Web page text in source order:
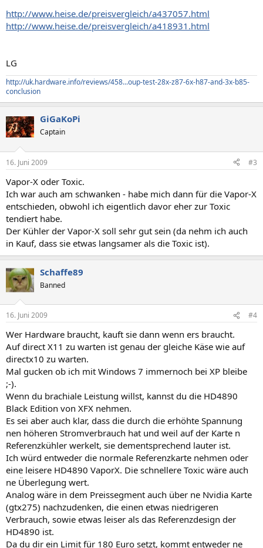
http://www.heise.de/preisvergleich/a437057.html
http://www.heise.de/preisvergleich/a418931.html
LG
http://uk.hardware.info/reviews/458...oup-test-28x-z87-6x-h87-and-3x-b85-
conclusion
GiGaKoPi
Captain
16. Juni 2009 #3
Vapor-X oder Toxic.
Ich war auch am schwanken - habe mich dann für die Vapor-X
entschieden, obwohl ich eigentlich davor eher zur Toxic
tendiert habe.
Der Kühler der Vapor-X soll sehr gut sein (da nehm ich auch
in Kauf, dass sie etwas langsamer als die Toxic ist).
Schaffe89
Banned
16. Juni 2009 #4
Wer Hardware braucht, kauft sie dann wenn ers braucht.
Auf direct X11 zu warten ist genau der gleiche Käse wie auf
directx10 zu warten.
Mal gucken ob ich mit Windows 7 immernoch bei XP bleibe
;-).
Wenn du brachiale Leistung willst, kannst du die HD4890
Black Edition von XFX nehmen.
Es sei aber auch klar, dass die durch die erhöhte Spannung
nen höheren Stromverbrauch hat und weil auf der Karte n
Referenzkühler werkelt, sie dementsprechend lauter ist.
Ich würd entweder die normale Referenzkarte nehmen oder
eine leisere HD4890 VaporX. Die schnellere Toxic wäre auch
ne Überlegung wert.
Analog wäre in dem Preissegment auch über ne Nvidia Karte
(gtx275) nachzudenken, die einen etwas niedrigeren
Verbrauch, sowie etwas leiser als das Referenzdesign der
HD4890 ist.
Da du dir ein Limit für 180 Euro setzt, kommt entweder ne